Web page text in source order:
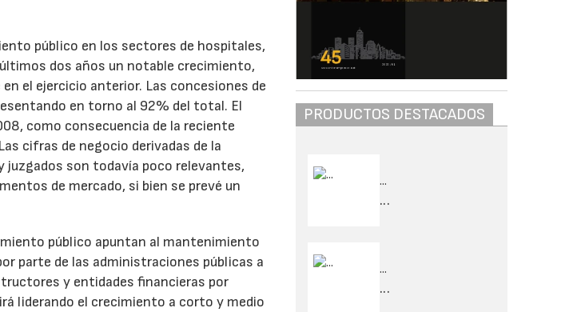
público en los sectores de hospitales,
dos años un notable crecimiento,
el ejercicio anterior. Las concesiones de
en torno al 92% del total. El
como consecuencia de la reciente
cifras de negocio derivadas de la
son todavía poco relevantes,
de mercado, si bien se prevé un
público apuntan al mantenimiento
parte de las administraciones públicas a
y entidades financieras por
liderando el crecimiento a corto y medio
PRODUCTOS DESTACADOS
...
...
...
...